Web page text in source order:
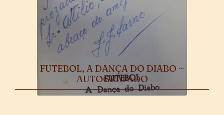
FUTEBOL, A DANÇA DO DIABO ~
AUTOGRAFADO